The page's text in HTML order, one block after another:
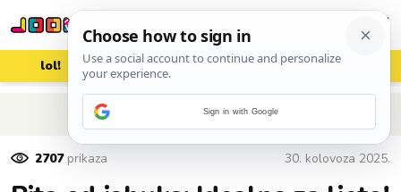
lol! aww vrh! woot?!
POVRATAK NA ČLANAK
2707prikaza 30. kolovoza 2025.
Sign in with Google